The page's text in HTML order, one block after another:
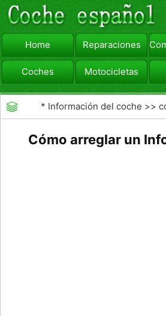
Home Reparaciones
Coches Motocicletas
viajar Camiones
* Información del coche >>
Cómo arreglar un